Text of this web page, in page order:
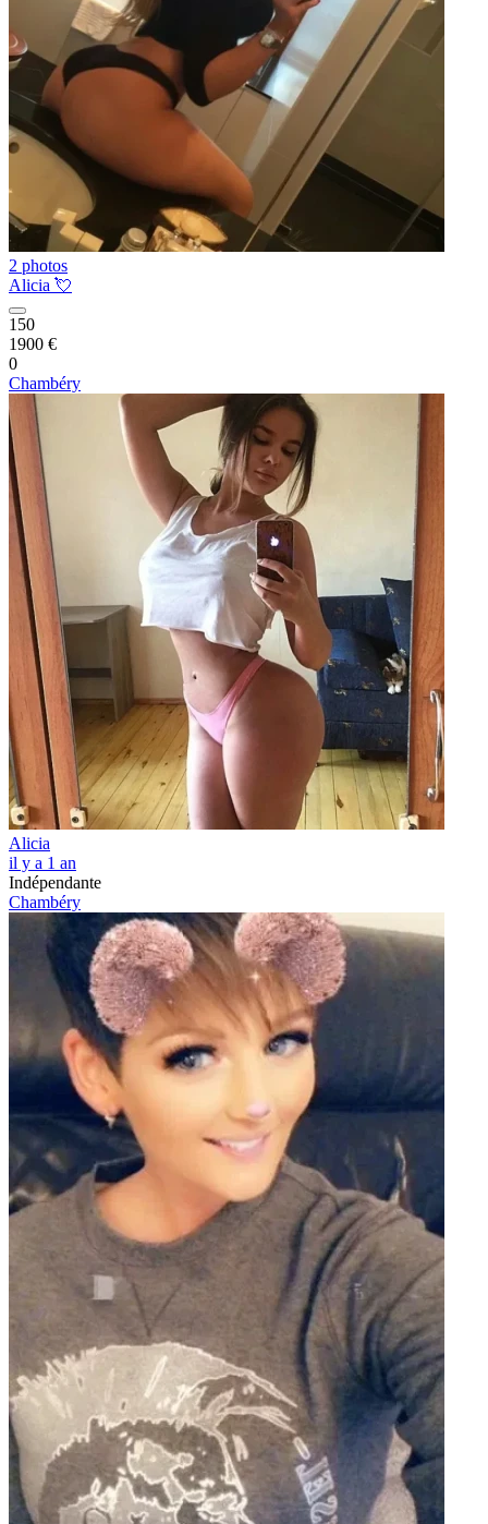
2 photos
Alicia 💘
150
1900 €
0
Chambéry
Alicia
il y a 1 an
Indépendante
Chambéry